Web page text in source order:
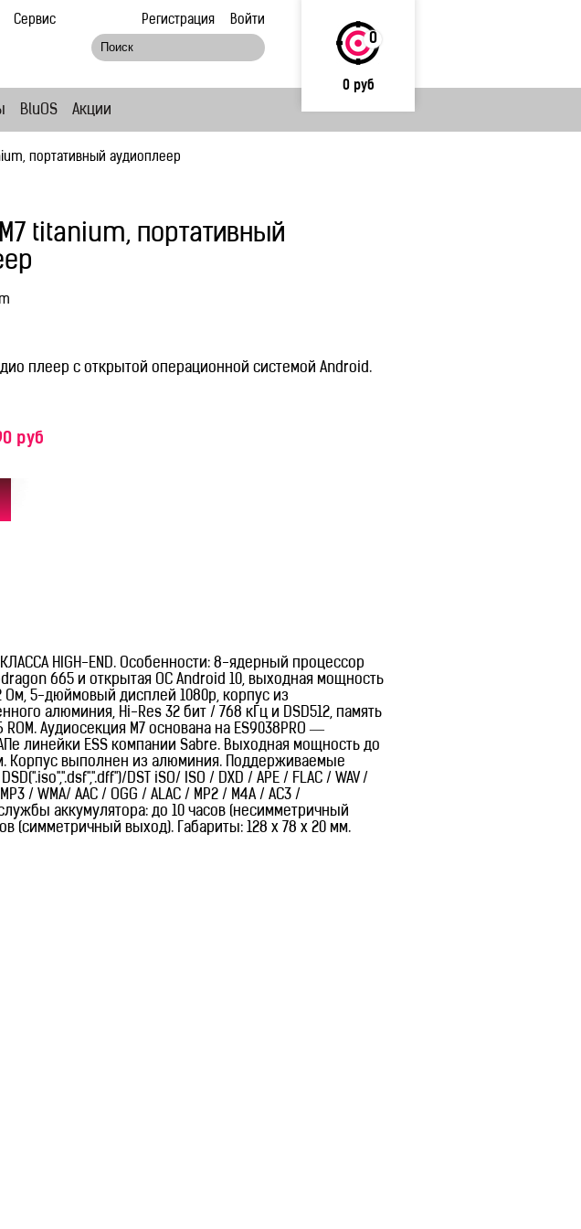
Сервис
0
0 руб
Регистрация Войти
BluOS Акции
портативный аудиоплеер
titanium, портативный
плеер с открытой операционной системой Android.
руб
КЛАССА HIGH-END. Особенности: 8-ядерный процессор
665 и открытая ОС Android 10, выходная мощность
Ом, 5-дюймовый дисплей 1080p, корпус из
алюминия, Hi-Res 32 бит / 768 кГц и DSD512, память
ROM. Аудиосекция M7 основана на ES9038PRO —
линейки ESS компании Sabre. Выходная мощность до
Корпус выполнен из алюминия. Поддерживаемые
DST iSO/ ISO / DXD / APE / FLAC / WAV /
/ WMA/ AAC / OGG / ALAC / MP2 / M4A / AC3 /
аккумулятора: до 10 часов (несимметричный
(симметричный выход). Габариты: 128 х 78 х 20 мм.